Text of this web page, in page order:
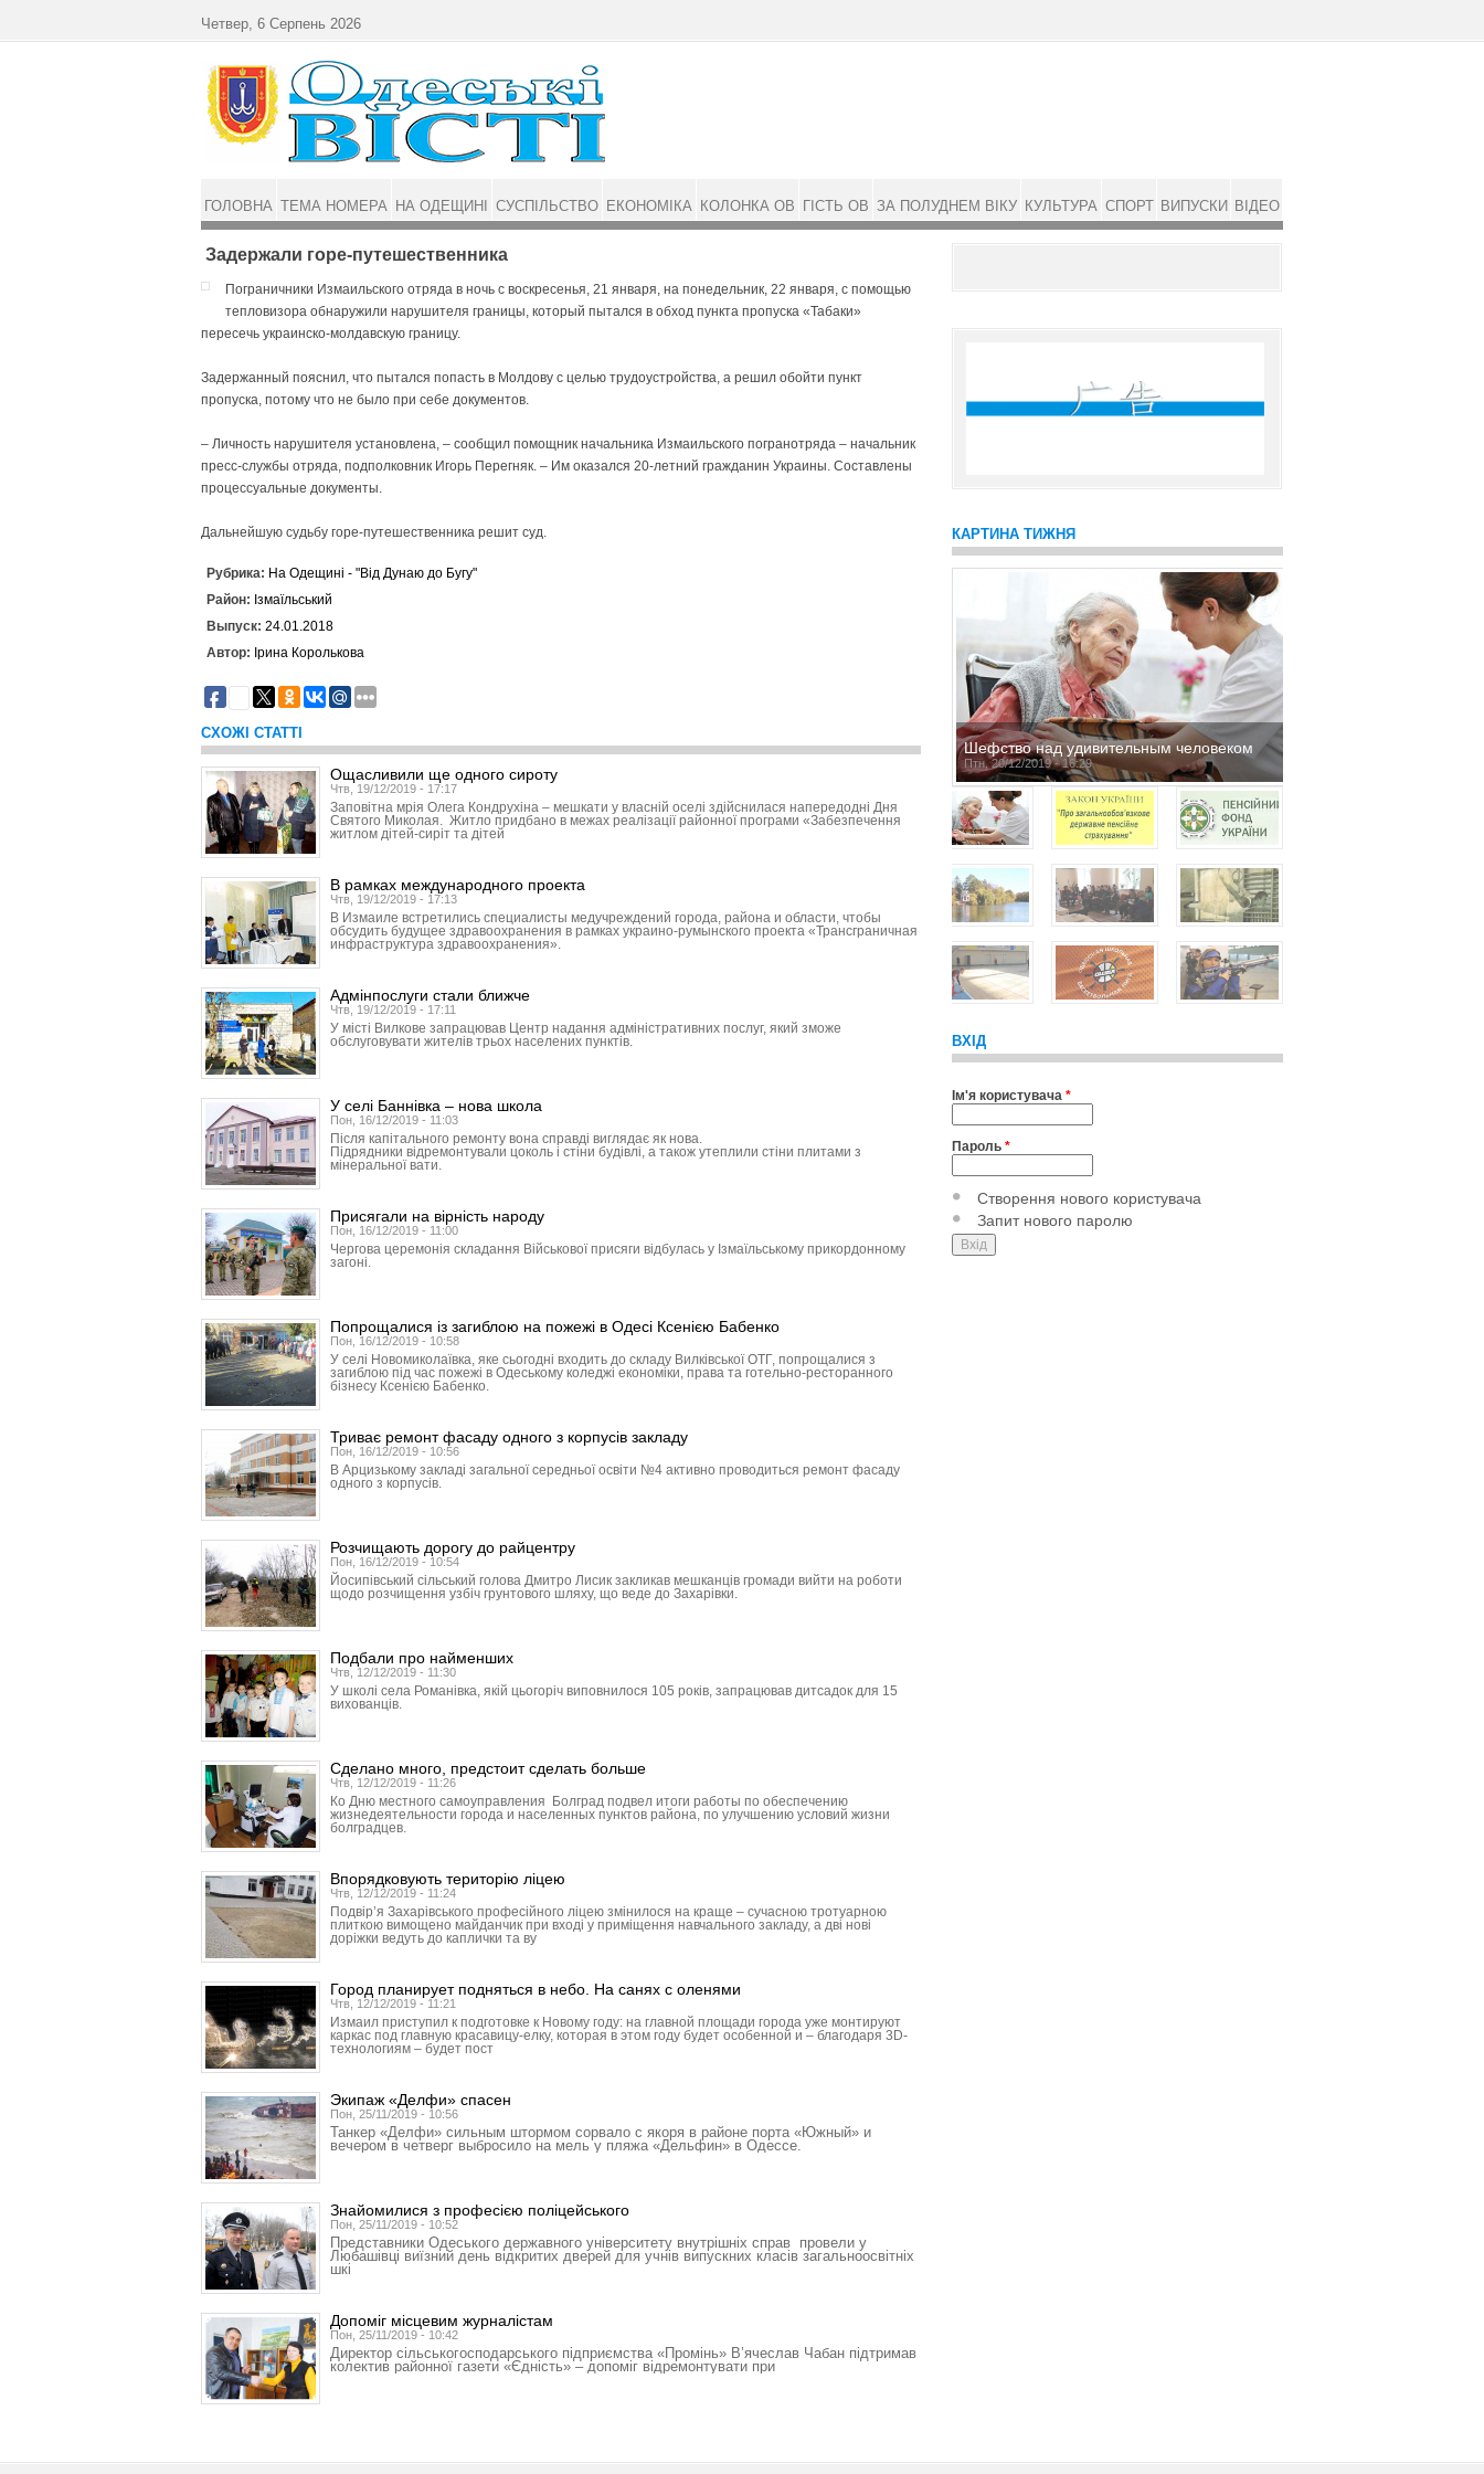
Задержали горе-путешественника
Пограничники Измаильского отряда в ночь с воскресенья, 21 января, на понедельник, 22 января, с помощью
тепловизора обнаружили нарушителя границы, который пытался в обход пункта пропуска «Табаки»
пересечь украинско-молдавскую границу.
Задержанный пояснил, что пытался попасть в Молдову с целью трудоустройства, а решил обойти пункт
пропуска, потому что не было при себе документов.
– Личность нарушителя установлена, – сообщил помощник начальника Измаильского погранотряда – начальник
пресс-службы отряда, подполковник Игорь Перегняк. – Им оказался 20-летний гражданин Украины. Составлены
процессуальные документы.
Дальнейшую судьбу горе-путешественника решит суд.
Рубрика: На Одещині - "Від Дунаю до Бугу"
Район: Ізмаїльський
Выпуск: 24.01.2018
Автор: Ірина Королькова
СХОЖІ СТАТТІ
Ощасливили ще одного сироту
Чтв, 19/12/2019 - 17:17
Заповітна мрія Олега Кондрухіна – мешкати у власній оселі здійснилася напередодні Дня
Святого Миколая. Житло придбано в межах реалізації районної програми «Забезпечення
житлом дітей-сиріт та дітей
В рамках международного проекта
Чтв, 19/12/2019 - 17:13
В Измаиле встретились специалисты медучреждений города, района и области, чтобы
обсудить будущее здравоохранения в рамках украино-румынского проекта «Трансграничная
инфраструктура здравоохранения».
Адмінпослуги стали ближче
Чтв, 19/12/2019 - 17:11
У місті Вилкове запрацював Центр надання адміністративних послуг, який зможе
обслуговувати жителів трьох населених пунктів.
У селі Баннівка – нова школа
Пон, 16/12/2019 - 11:03
Після капітального ремонту вона справді виглядає як нова.
Підрядники відремонтували цоколь і стіни будівлі, а також утеплили стіни плитами з
мінеральної вати.
Присягали на вірність народу
Пон, 16/12/2019 - 11:00
Чергова церемонія складання Військової присяги відбулась у Ізмаїльському прикордонному
загоні.
Попрощалися із загиблою на пожежі в Одесі Ксенією Бабенко
Пон, 16/12/2019 - 10:58
У селі Новомиколаївка, яке сьогодні входить до складу Вилківської ОТГ, попрощалися з
загиблою під час пожежі в Одеському коледжі економіки, права та готельно-ресторанного
бізнесу Ксенією Бабенко.
Триває ремонт фасаду одного з корпусів закладу
Пон, 16/12/2019 - 10:56
В Арцизькому закладі загальної середньої освіти №4 активно проводиться ремонт фасаду
одного з корпусів.
Розчищають дорогу до райцентру
Пон, 16/12/2019 - 10:54
Йосипівський сільський голова Дмитро Лисик закликав мешканців громади вийти на роботи
щодо розчищення узбіч грунтового шляху, що веде до Захарівки.
Подбали про найменших
Чтв, 12/12/2019 - 11:30
У школі села Романівка, якій цьогоріч виповнилося 105 років, запрацював дитсадок для 15
вихованців.
Сделано много, предстоит сделать больше
Чтв, 12/12/2019 - 11:26
Ко Дню местного самоуправления Болград подвел итоги работы по обеспечению
жизнедеятельности города и населенных пунктов района, по улучшению условий жизни
болградцев.
Впорядковують територію ліцею
Чтв, 12/12/2019 - 11:24
Подвір’я Захарівського професійного ліцею змінилося на краще – сучасною тротуарною
плиткою вимощено майданчик при вході у приміщення навчального закладу, а дві нові
доріжки ведуть до каплички та ву
Город планирует подняться в небо. На санях с оленями
Чтв, 12/12/2019 - 11:21
Измаил приступил к подготовке к Новому году: на главной площади города уже монтируют
каркас под главную красавицу-елку, которая в этом году будет особенной и – благодаря 3D-
технологиям – будет пост
Экипаж «Делфи» спасен
Пон, 25/11/2019 - 10:56
Танкер «Делфи» сильным штормом сорвало с якоря в районе порта «Южный» и
вечером в четверг выбросило на мель у пляжа «Дельфин» в Одессе.
Знайомилися з професією поліцейського
Пон, 25/11/2019 - 10:52
Представники Одеського державного університету внутрішніх справ провели у
Любашівці виїзний день відкритих дверей для учнів випускних класів загальноосвітніх
шкі
Допоміг місцевим журналістам
Пон, 25/11/2019 - 10:42
Директор сільськогосподарського підприємства «Промінь» В’ячеслав Чабан підтримав
колектив районної газети «Єдність» – допоміг відремонтувати при
КАРТИНА ТИЖНЯ
Шефство над удивительным человеком
Птн, 20/12/2019 - 16:29
ВХІД
Ім'я користувача *
Пароль *
Створення нового користувача
Запит нового паролю
Четвер, 6 Серпень 2026
ГОЛОВНА ТЕМА НОМЕРА НА ОДЕЩИНІ СУСПІЛЬСТВО ЕКОНОМІКА КОЛОНКА ОВ ГІСТЬ ОВ ЗА ПОЛУДНЕМ ВІКУ КУЛЬТУРА СПОРТ ВИПУСКИ ВІДЕО